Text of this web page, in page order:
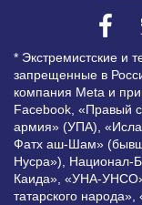
* Экстремистские и
запрещенные в
компания Meta и
Facebook, «Правый
армия» (УПА),
Фатх аш-Шам»
Нусра»), Национал-
Каида», «УНА-
татарского